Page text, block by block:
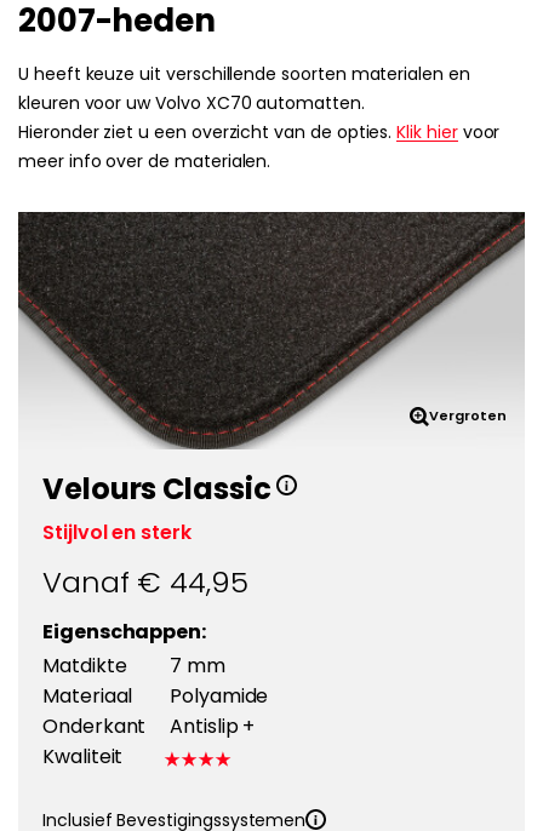
2007-heden
U heeft keuze uit verschillende soorten materialen en
kleuren voor uw Volvo XC70 automatten.
Hieronder ziet u een overzicht van de opties.Klik hiervoor
meer info over de materialen.
Vergroten
Velours Classic
Stijlvol en sterk
Vanaf € 44,95
Eigenschappen:
Matdikte
7 mm
Materiaal
Polyamide
Onderkant
Antislip +
Kwaliteit
Inclusief Bevestigingssystemen